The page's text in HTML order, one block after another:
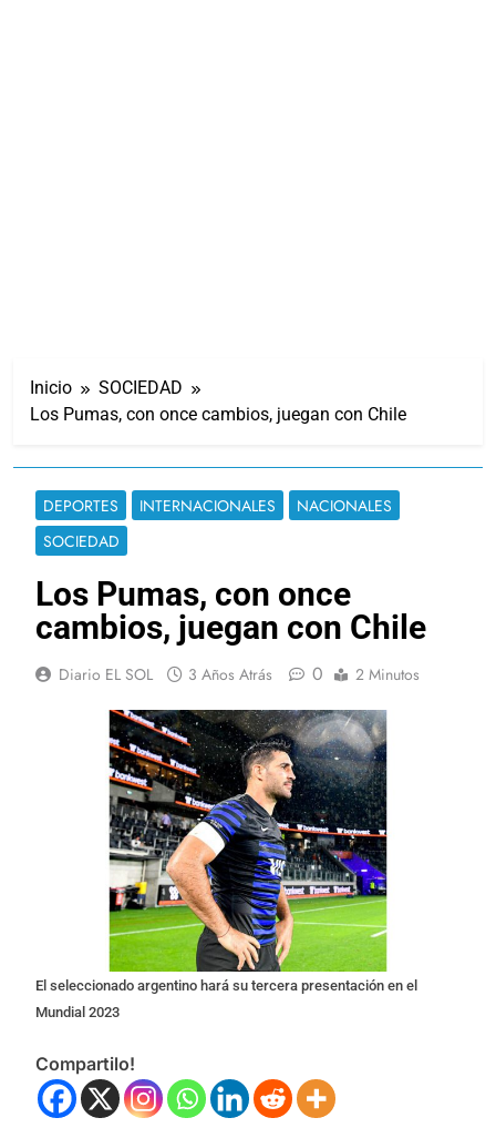
Inicio
SOCIEDAD
Los Pumas, con once cambios, juegan con Chile
DEPORTES INTERNACIONALES
NACIONALES
SOCIEDAD
Los Pumas, con once
cambios, juegan con Chile
Diario EL SOL 3 Años Atrás 0 2 Minutos
El seleccionado argentino hará su tercera presentación en el
Mundial 2023
Compartilo!